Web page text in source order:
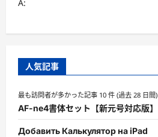
A:
人気記事
最も訪問者が多かった記事 10 件 (過去 28 日間)
AF-ne4書体セット【新元号対応版】
Добавить Калькулятор на iPad